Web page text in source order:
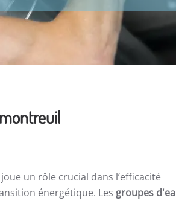
joue un rôle crucial dans l’efficacité
énergétique. Les groupes